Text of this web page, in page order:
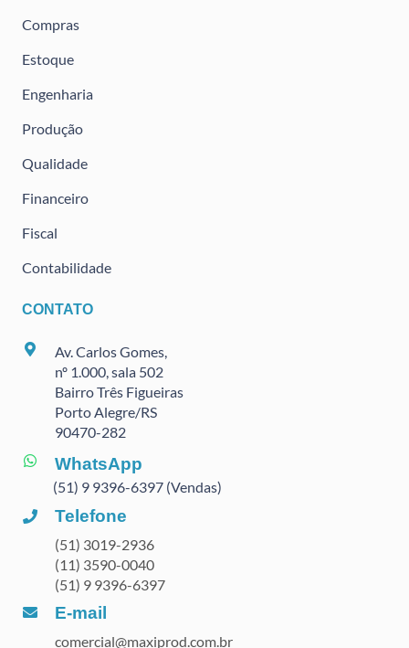
Compras
Estoque
Engenharia
Produção
Qualidade
Financeiro
Fiscal
Contabilidade
CONTATO
Av. Carlos Gomes,
nº 1.000, sala 502
Bairro Três Figueiras
Porto Alegre/RS
90470-282
WhatsApp
(51) 9 9396-6397 (Vendas)
Telefone
(51) 3019-2936
(11) 3590-0040
(51) 9 9396-6397
E-mail
comercial@maxiprod.com.br